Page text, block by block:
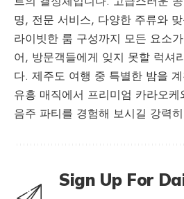
명, 전문 서비스, 다양한 주류와
라이빗한 룸 구성까지 모든 요소
어, 방문객들에게 잊지 못할 럭셔
다. 제주도 여행 중 특별한 밤을
유흥 매직에서 프리미엄 카라오
음주 파티를 경험해 보시길 강력
Sign Up For